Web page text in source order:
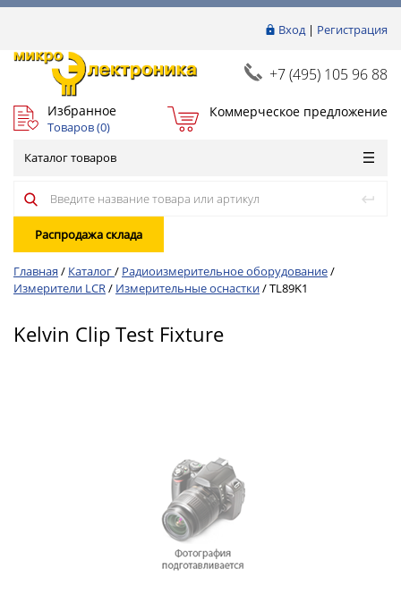
Вход| Регистрация
+7 (495) 105 96 88
Избранное
Товаров (0)
Коммерческое предложение
Каталог товаров
Распродажа склада
Главная / Каталог/ Радиоизмерительное оборудование/
Измерители LCR/ Измерительные оснастки/TL89K1
Kelvin Clip Test Fixture